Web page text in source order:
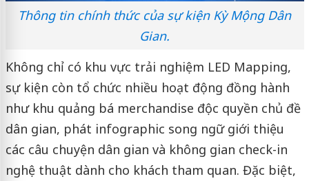
Thông tin chính thức của sự kiện Kỳ Mộng Dân
Gian.
Không chỉ có khu vực trải nghiệm LED Mapping,
sự kiện còn tổ chức nhiều hoạt động đồng hành
như khu quảng bá merchandise độc quyền chủ đề
dân gian, phát infographic song ngữ giới thiệu
các câu chuyện dân gian và không gian check-in
nghệ thuật dành cho khách tham quan. Đặc biệt,